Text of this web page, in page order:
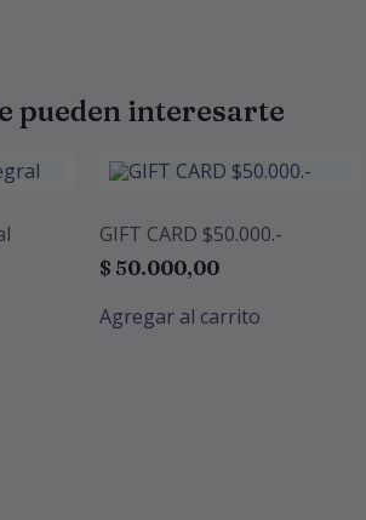
pueden interesarte
GIFT CARD $50.000.-
$ 50.000,00
Agregar al carrito